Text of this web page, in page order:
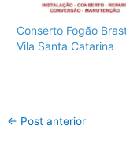
Conserto Fogão
Vila Santa Catarina
← Post anterior